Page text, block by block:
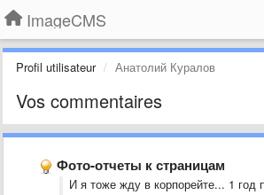
ImageCMS
Profil utilisateur Анатолий Куралов
Vos commentaires
Фото-отчеты к страницам
И я тоже жду в корпорейте... 1 год